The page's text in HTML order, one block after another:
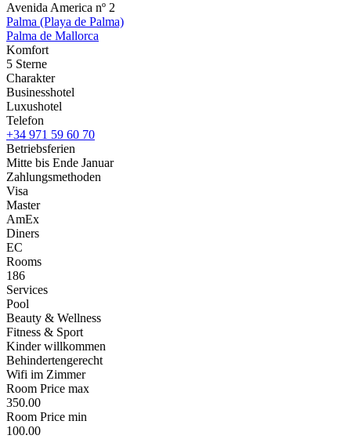
Avenida America nº 2
Palma (Playa de Palma)
Palma de Mallorca
Komfort
5 Sterne
Charakter
Businesshotel
Luxushotel
Telefon
+34 971 59 60 70
Betriebsferien
Mitte bis Ende Januar
Zahlungsmethoden
Visa
Master
AmEx
Diners
EC
Rooms
186
Services
Pool
Beauty & Wellness
Fitness & Sport
Kinder willkommen
Behindertengerecht
Wifi im Zimmer
Room Price max
350.00
Room Price min
100.00